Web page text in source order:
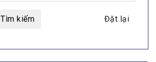
Tìm kiếm Đặt lại